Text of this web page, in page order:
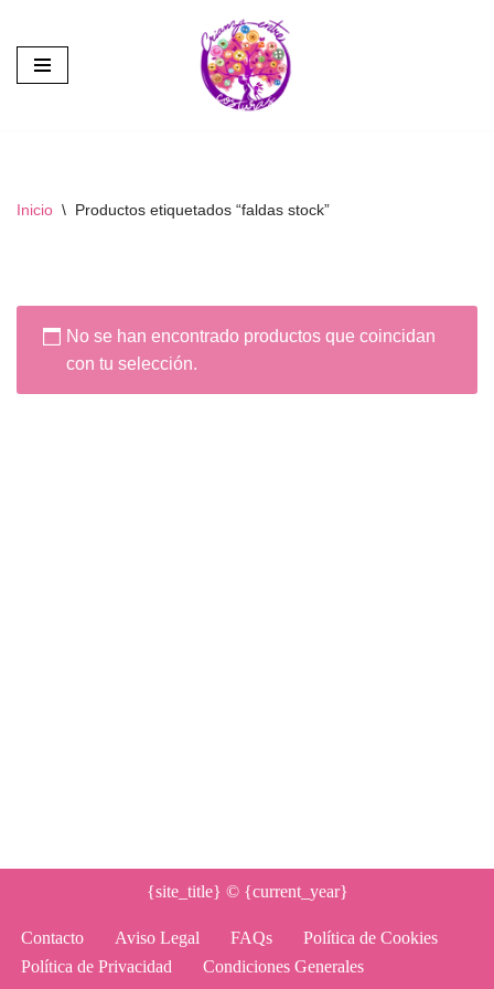
Saltar
al
Inicio \ Productos etiquetados “faldas stock”
No se han encontrado productos que coincidan
con tu selección.
{site_title} © {current_year}
Contacto Aviso Legal FAQs
Política de Cookies
Política de Privacidad
Condiciones Generales